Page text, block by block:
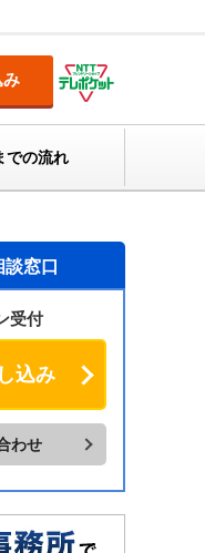
み
での流れ
談窓口
受付
込み
わせ